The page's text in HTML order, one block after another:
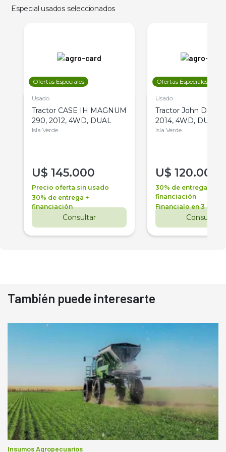
Especial usados seleccionados
Ofertas Especiales
Usado
Tractor CASE IH MAGNUM
290, 2012, 4WD, DUAL
Isla Verde
U$ 145.000
Precio oferta sin usado
30% de entrega +
financiación
Consultar
Ofertas Especiales
Usado
Tractor John Deere
2014, 4WD, DUAL
Isla Verde
U$ 120.000
30% de entrega +
financiación
Financialo en 3 años
Consultar
También puede interesarte
Insumos Agropecuarios